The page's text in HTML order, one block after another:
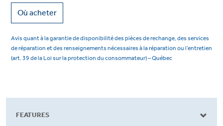
Où acheter
Avis quant à la garantie de disponibilité des pièces de rechange, des services
de réparation et des renseignements nécessaires à la réparation ou l’entretien
(art. 39 de la Loi sur la protection du consommateur) – Québec
FEATURES